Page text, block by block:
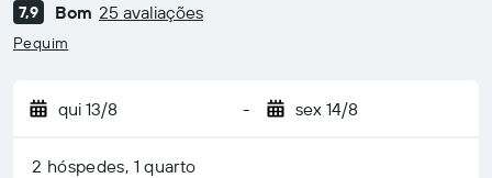
Classificação: 0
7,9 Bom 25 avaliações
Pequim
qui 13/8 - sex 14/8
2 hóspedes, 1 quarto